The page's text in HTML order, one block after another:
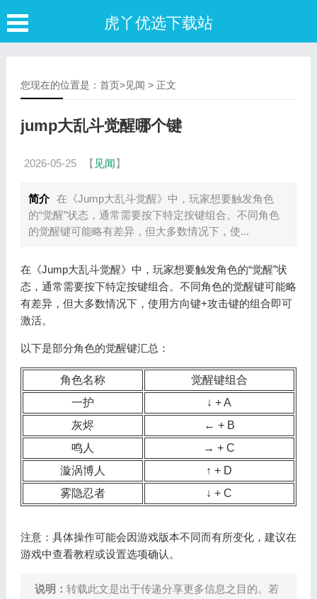
虎丫优选下载站
您现在的位置是： 首页>见闻 > 正文
jump大乱斗觉醒哪个键
2026-05-25 【 见闻】
简介 在《Jump大乱斗觉醒》中，玩家想要触发角色
的“觉醒”状态，通常需要按下特定按键组合。不同角色
的觉醒键可能略有差异，但大多数情况下，使...
在《Jump大乱斗觉醒》中，玩家想要触发角色的“觉醒”状
态，通常需要按下特定按键组合。不同角色的觉醒键可能略
有差异，但大多数情况下，使用方向键+攻击键的组合即可
激活。
以下是部分角色的觉醒键汇总：
角色名称
觉醒键组合
一护
↓ + A
灰烬
← + B
鸣人
→ + C
漩涡博人
↑ + D
雾隐忍者
↓ + C
注意：具体操作可能会因游戏版本不同而有所变化，建议在
游戏中查看教程或设置选项确认。
说明： 转载此文是出于传递分享更多信息之目的。若